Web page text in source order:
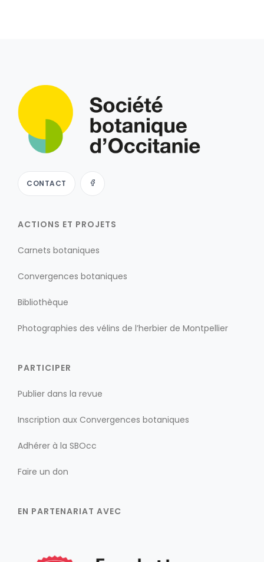
CONTACT
ACTIONS ET PROJETS
Carnets botaniques
Convergences botaniques
Bibliothèque
Photographies des vélins de l’herbier de Montpellier
PARTICIPER
Publier dans la revue
Inscription aux Convergences botaniques
Adhérer à la SBOcc
Faire un don
EN PARTENARIAT AVEC